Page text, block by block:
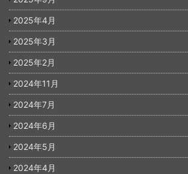
2025年4月
2025年3月
2025年2月
2024年11月
2024年7月
2024年6月
2024年5月
2024年4月